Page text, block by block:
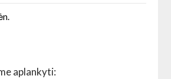
aplankyti: